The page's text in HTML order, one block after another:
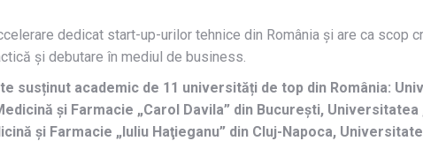
dedicat start-up-urilor tehnice din România și are ca scop
și debutare în mediul de business.
academic de 11 universități de top din România:
și Farmacie „Carol Davila” din București, Universitatea
şi Farmacie „Iuliu Haţieganu” din Cluj-Napoca,